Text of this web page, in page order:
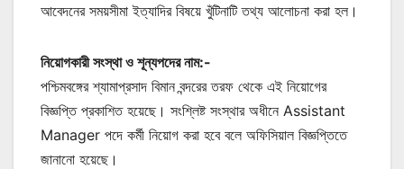
আবেদনের সময়সীমা ইত্যাদির বিষয়ে খুঁটিনাটি তথ্য আলোচনা করা হল।
নিয়োগকারী সংস্থা ও শূন্যপদের নাম:-
পশ্চিমবঙ্গের শ্যামাপ্রসাদ বিমান বন্দরের তরফ থেকে এই নিয়োগের
বিজ্ঞপ্তি প্রকাশিত হয়েছে। সংশ্লিষ্ট সংস্থার অধীনে Assistant
Manager পদে কর্মী নিয়োগ করা হবে বলে অফিসিয়াল বিজ্ঞপ্তিতে
জানানো হয়েছে।